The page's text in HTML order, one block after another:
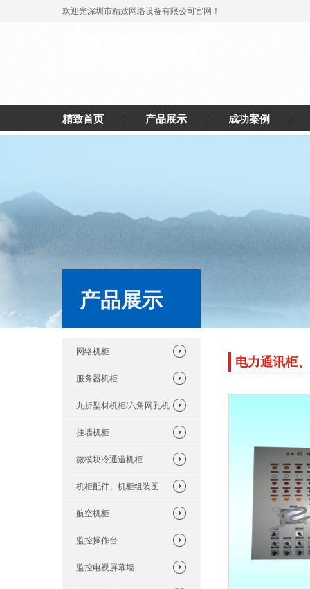
欢迎光深圳市精致网络设备有限公司官网！
精致首页 产品展示 成功案例
产品展示
网络机柜
服务器机柜
九折型材机柜/六角网孔机
挂墙机柜
微模块冷通道机柜
机柜配件、机柜组装图
航空机柜
监控操作台
监控电视屏幕墙
电力通讯柜